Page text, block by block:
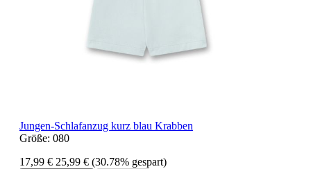
Jungen-Schlafanzug kurz blau Krabben
Größe: 080
17,99 € 25,99 € (30.78% gespart)